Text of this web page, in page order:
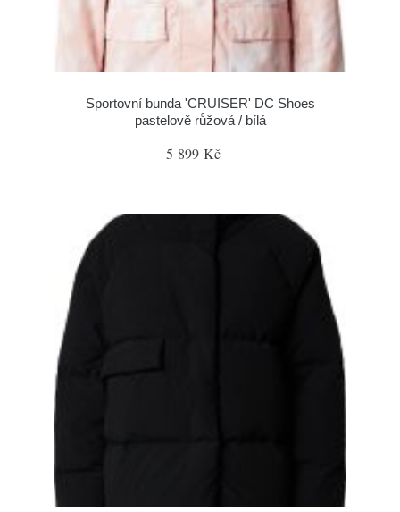
Sportovní bunda 'CRUISER' DC Shoes
pastelově růžová / bílá
5 899 Kč